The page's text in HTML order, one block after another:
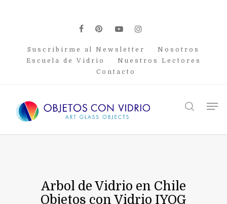
facebook
pinterest
youtubeinstagram
Suscribirme al Newsletter
Nosotros
Escuela de Vidrio
Nuestros Lectores
Contacto
search
Arbol de Vidrio en Chile
Objetos con Vidrio IYOG